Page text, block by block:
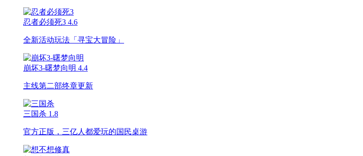
忍者必须死3 4.6
全新活动玩法「寻宝大冒险」
崩坏3-曙梦向明 4.4
主线第二部终章更新
三国杀 1.8
官方正版，三亿人都爱玩的国民桌游